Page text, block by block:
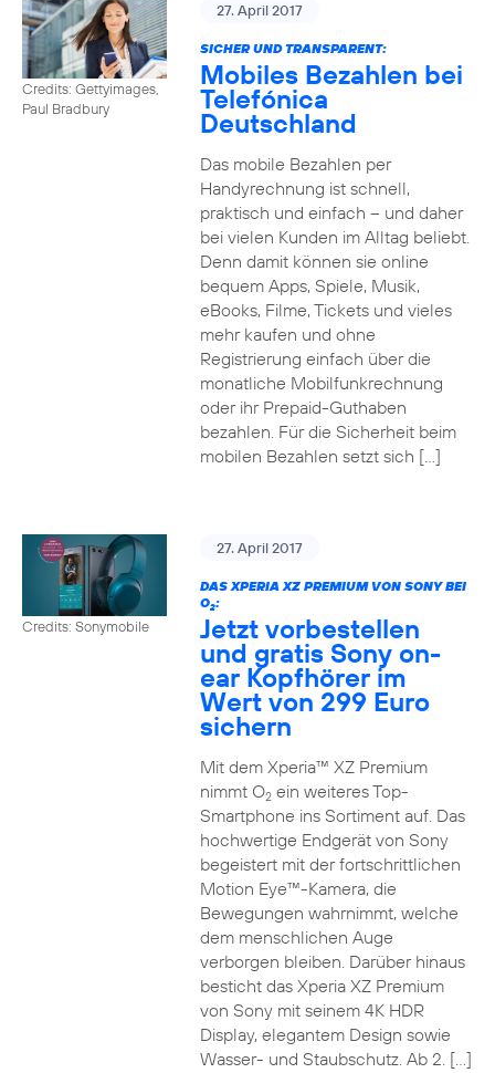
Credits: Gettyimages,
Paul Bradbury
27. April 2017
SICHER UND TRANSPARENT:
Mobiles Bezahlen bei
Telefónica
Deutschland
Das mobile Bezahlen per
Handyrechnung ist schnell,
praktisch und einfach – und daher
bei vielen Kunden im Alltag beliebt.
Denn damit können sie online
bequem Apps, Spiele, Musik,
eBooks, Filme, Tickets und vieles
mehr kaufen und ohne
Registrierung einfach über die
monatliche Mobilfunkrechnung
oder ihr Prepaid-Guthaben
bezahlen. Für die Sicherheit beim
mobilen Bezahlen setzt sich […]
Credits: Sonymobile
27. April 2017
DAS XPERIA XZ PREMIUM VON SONY BEI
O2:
Jetzt vorbestellen
und gratis Sony on-
ear Kopfhörer im
Wert von 299 Euro
sichern
Mit dem Xperia™ XZ Premium
nimmt O2ein weiteres Top-
Smartphone ins Sortiment auf. Das
hochwertige Endgerät von Sony
begeistert mit der fortschrittlichen
Motion Eye™-Kamera, die
Bewegungen wahrnimmt, welche
dem menschlichen Auge
verborgen bleiben. Darüber hinaus
besticht das Xperia XZ Premium
von Sony mit seinem 4K HDR
Display, elegantem Design sowie
Wasser- und Staubschutz. Ab 2. […]